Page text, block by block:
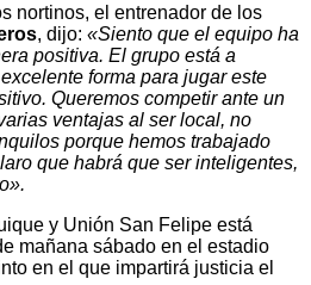
nortinos, el entrenador de los
, dijo: «Siento que el equipo ha
positiva. El grupo está a
forma para jugar este
Queremos competir ante un
ventajas al ser local, no
porque hemos trabajado
que habrá que ser inteligentes,
y Unión San Felipe está
mañana sábado en el estadio
en el que impartirá justicia el